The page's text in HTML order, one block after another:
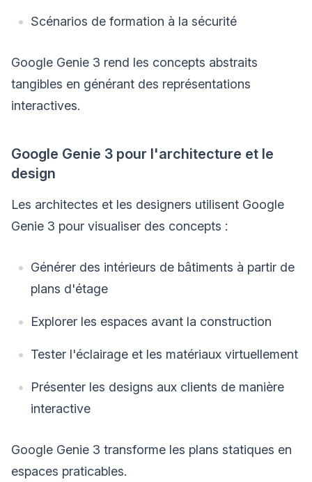
Scénarios de formation à la sécurité
Google Genie 3 rend les concepts abstraits
tangibles en générant des représentations
interactives.
Google Genie 3 pour l'architecture et le
design
Les architectes et les designers utilisent Google
Genie 3 pour visualiser des concepts :
Générer des intérieurs de bâtiments à partir de
plans d'étage
Explorer les espaces avant la construction
Tester l'éclairage et les matériaux virtuellement
Présenter les designs aux clients de manière
interactive
Google Genie 3 transforme les plans statiques en
espaces praticables.